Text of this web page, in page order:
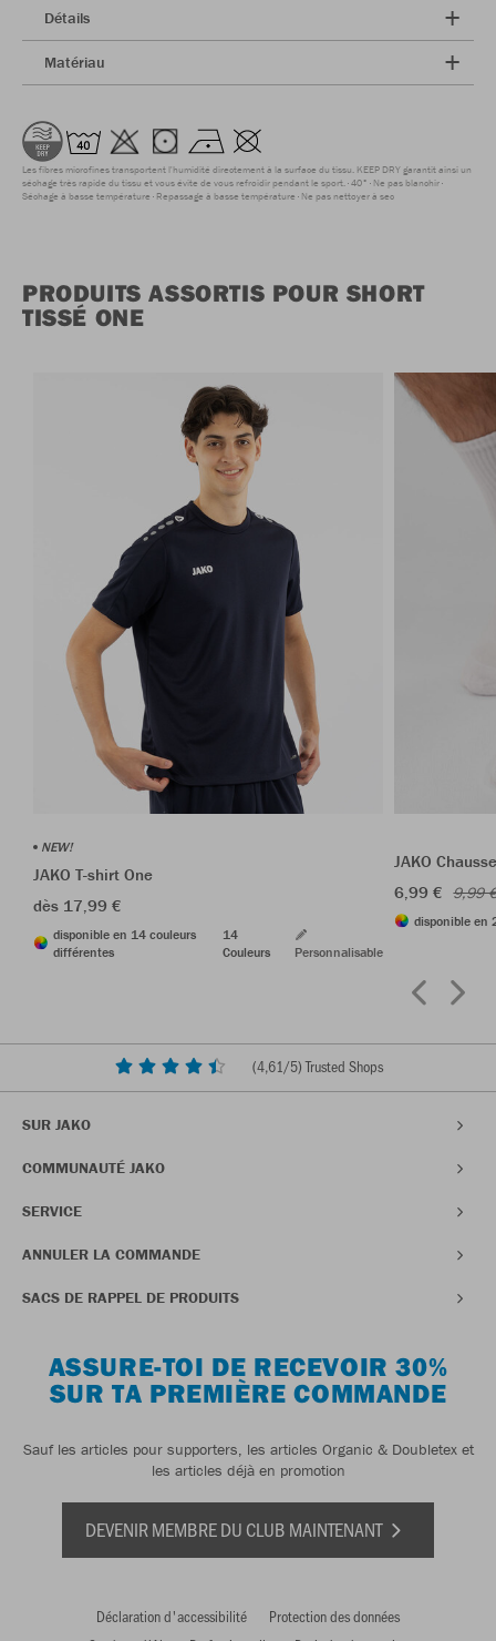
Détails
Matériau
Les fibres microfines transportent l'humidité directement à la surface du tissu. KEEP DRY garantit ainsi un
séchage très rapide du tissu et vous évite de vous refroidir pendant le sport. 40° Ne pas blanchir
Séchage à basse température Repassage à basse température Ne pas nettoyer à sec
PRODUITS ASSORTIS POUR SHORT
TISSÉ ONE
NEW!
JAKO T-shirt One
dès 17,99 €
disponible en 14 couleurs
différentes
14
Couleurs
Personnalisable
JAKO
6,99 € 9,99
disponible en
(4,61/5) Trusted Shops
SUR JAKO
COMMUNAUTÉ JAKO
SERVICE
ANNULER LA COMMANDE
SACS DE RAPPEL DE PRODUITS
ASSURE-TOI DE RECEVOIR 30%
SUR TA PREMIÈRE COMMANDE
Sauf les articles pour supporters, les articles Organic & Doubletex et
les articles déjà en promotion
DEVENIR MEMBRE DU CLUB MAINTENANT
Déclaration d'accessibilité
Protection des données